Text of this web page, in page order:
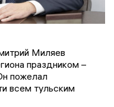
Миляев
праздником –
пожелал
всем тульским